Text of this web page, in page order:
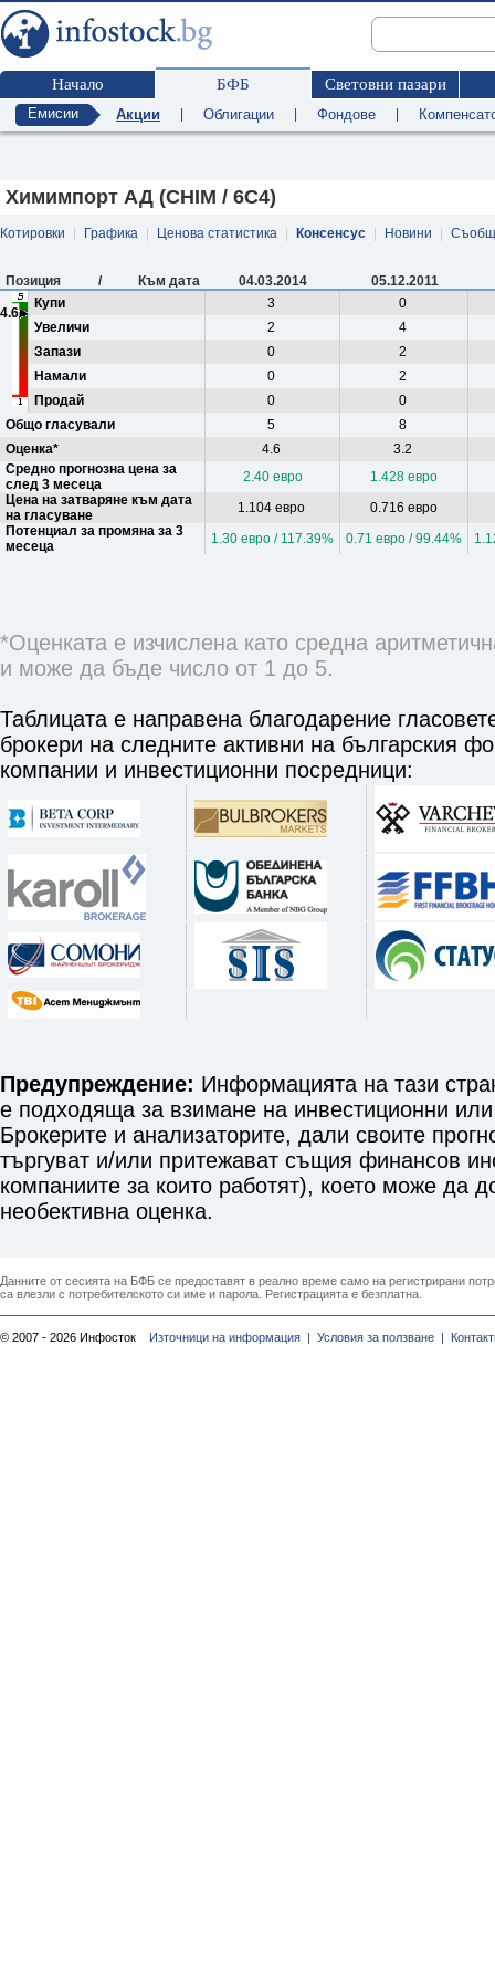
Начало БФБ Световни пазари
Емисии Акции Облигации Фондове
Химимпорт АД (CHIM / 6C4)
Котировки Графика Ценова статистика Консенсус Новини
Към дата
Позиция / 04.03.2014 05.12.2011
4.6
Купи 3
0
Увеличи
2
4
Запази
0
2
Намали
0
2
Продай
0
0
Общо гласували
5
8
Оценка*
4.6
3.2
Средно прогнозна цена за
след 3 месеца
2.40 евро
1.428 евро
Цена на затваряне към дата
на гласуване
1.104 евро
0.716 евро
Потенциал за промяна за 3
месеца
1.30 евро / 117.39% 0.71 евро / 99.44%
*Оценката е изчислена като средна
и може да бъде число от 1 до 5.
Таблицата е направена благодарение
брокери на следните активни на българския
компании и инвестиционни посредници:
Предупреждение: Информацията на тази
е подходяща за взимане на инвестиционни
Брокерите и анализаторите, дали своите
търгуват и/или притежават същия финансов
компаниите за които работят), което може да
необективна оценка.
Данните от сесията на БФБ се предоставят в реално време само на регистрирани
са влезли с потребителското си име и парола. Регистрацията е безплатна.
© 2007 - 2026 Инфосток Източници на информация | Условия за ползване |